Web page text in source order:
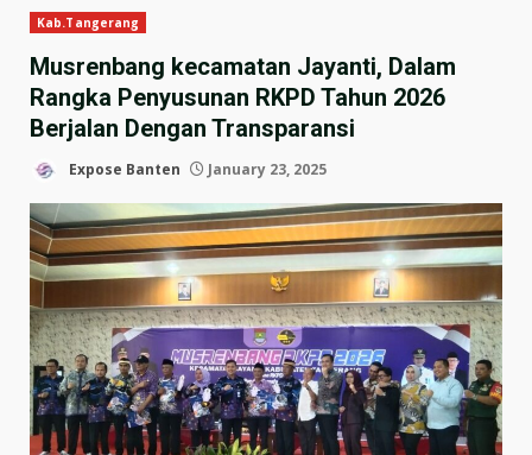
Kab.Tangerang
Musrenbang kecamatan Jayanti, Dalam
Rangka Penyusunan RKPD Tahun 2026
Berjalan Dengan Transparansi
Expose Banten January 23, 2025